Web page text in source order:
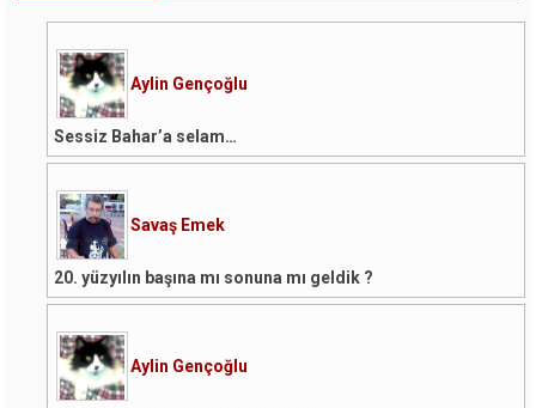
Aylin Gençoğlu
Sessiz Bahar’a selam…
Savaş Emek
20. yüzyılın başına mı sonuna mı geldik ?
Aylin Gençoğlu